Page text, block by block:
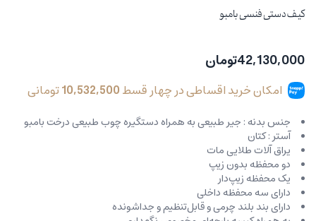
کیف دستی فنسی بامبو
42,130,000تومان
امکان خرید اقساطی در چهار قسط10,532,500تومانی
جنس بدنه : جیر طبیعی به همراه دستگیره چوب طبیعی درخت بامبو
آستر : کتان
یراق آلات طلایی مات
دو محفظه بدون زیپ
یک محفظه زیپ‌دار
دارای سه محفظه داخلی
دارای بند بلند چرمی و قابل‌تنظیم و جداشونده